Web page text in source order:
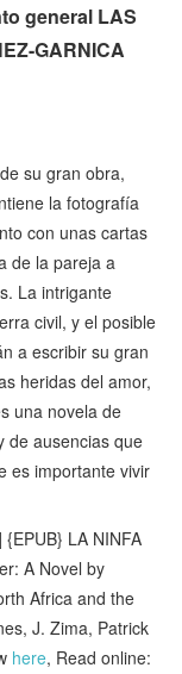
general LAS
GARNICA
su gran obra,
la fotografía
con unas cartas
de la pareja a
La intrigante
civil, y el posible
a escribir su gran
heridas del amor,
una novela de
de ausencias que
es importante vivir
LA NINFA
A Novel by
Africa and the
J. Zima, Patrick
here, Read online: